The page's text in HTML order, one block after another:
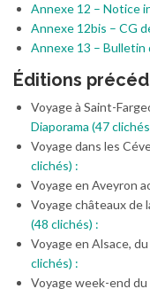
Annexe 12 – Notice
Annexe 12bis – CG
Annexe 13 – Bulletin
Éditions
Voyage à Saint-
Diaporama (47
Voyage dans les
clichés) :
Voyage en Aveyron
Voyage châteaux de
(48 clichés) :
Voyage en Alsace,
clichés) :
Voyage week-end